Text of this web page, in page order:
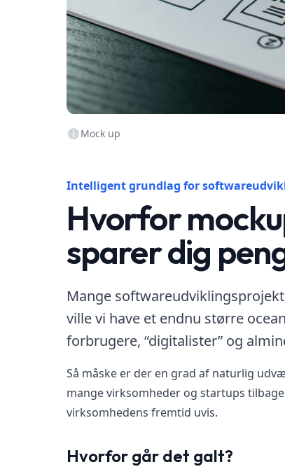
Mock up
Intelligent grundlag for
Hvorfor
sparer dig
Mange
ville vi have et endnu større
forbrugere, “digitalister” og
Så måske er der en grad af naturlig
mange virksomheder og startups
virksomhedens fremtid uvis.
Hvorfor går det galt?